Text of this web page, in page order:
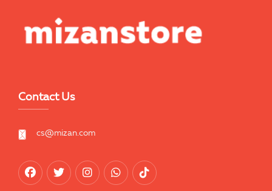
Contact Us
cs@mizan.com